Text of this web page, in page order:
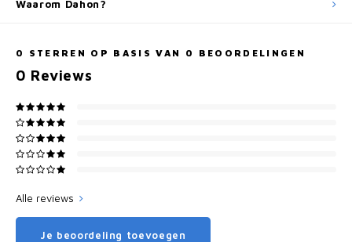
Waarom Dahon?
0 STERREN OP BASIS VAN 0 BEOORDELINGEN
0 Reviews
Alle reviews
Je beoordeling toevoegen